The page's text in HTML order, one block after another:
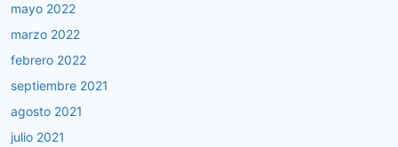
mayo 2022
marzo 2022
febrero 2022
septiembre 2021
agosto 2021
julio 2021